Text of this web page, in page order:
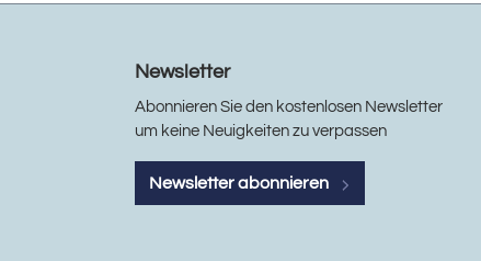
Newsletter
Abonnieren Sie den kostenlosen Newsletter
um keine Neuigkeiten zu verpassen
Newsletter abonnieren